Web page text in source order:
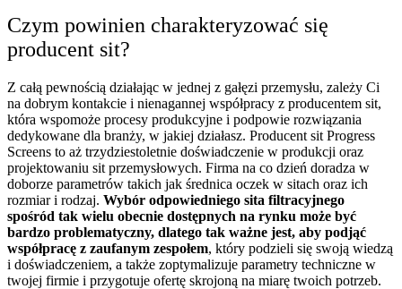
Czym powinien charakteryzować się
producent sit?
Z całą pewnością działając w jednej z gałęzi przemysłu, zależy Ci
na dobrym kontakcie i nienagannej współpracy z producentem sit,
która wspomoże procesy produkcyjne i podpowie rozwiązania
dedykowane dla branży, w jakiej działasz. Producent sit Progress
Screens to aż trzydziestoletnie doświadczenie w produkcji oraz
projektowaniu sit przemysłowych. Firma na co dzień doradza w
doborze parametrów takich jak średnica oczek w sitach oraz ich
rozmiar i rodzaj. Wybór odpowiedniego sita filtracyjnego
spośród tak wielu obecnie dostępnych na rynku może być
bardzo problematyczny, dlatego tak ważne jest, aby podjąć
współpracę z zaufanym zespołem, który podzieli się swoją wiedzą
i doświadczeniem, a także zoptymalizuje parametry techniczne w
twojej firmie i przygotuje ofertę skrojoną na miarę twoich potrzeb.